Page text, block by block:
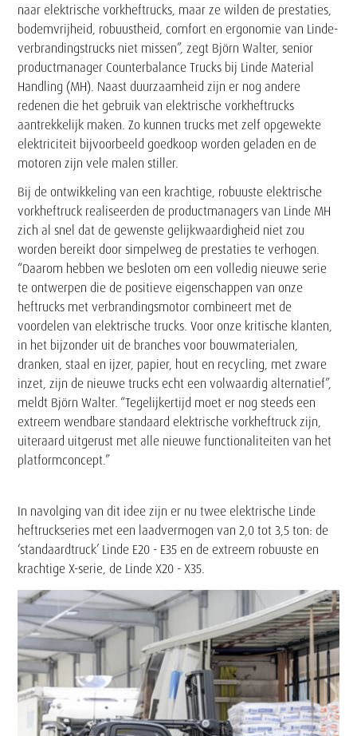
naar elektrische vorkheftrucks, maar ze wilden de prestaties,
bodemvrijheid, robuustheid, comfort en ergonomie van Linde-
verbrandingstrucks niet missen”, zegt Björn Walter, senior
productmanager Counterbalance Trucks bij Linde Material
Handling (MH). Naast duurzaamheid zijn er nog andere
redenen die het gebruik van elektrische vorkheftrucks
aantrekkelijk maken. Zo kunnen trucks met zelf opgewekte
elektriciteit bijvoorbeeld goedkoop worden geladen en de
motoren zijn vele malen stiller.
Bij de ontwikkeling van een krachtige, robuuste elektrische
vorkheftruck realiseerden de productmanagers van Linde MH
zich al snel dat de gewenste gelijkwaardigheid niet zou
worden bereikt door simpelweg de prestaties te verhogen.
“Daarom hebben we besloten om een volledig nieuwe serie
te ontwerpen die de positieve eigenschappen van onze
heftrucks met verbrandingsmotor combineert met de
voordelen van elektrische trucks. Voor onze kritische klanten,
in het bijzonder uit de branches voor bouwmaterialen,
dranken, staal en ijzer, papier, hout en recycling, met zware
inzet, zijn de nieuwe trucks echt een volwaardig alternatief”,
meldt Björn Walter. “Tegelijkertijd moet er nog steeds een
extreem wendbare standaard elektrische vorkheftruck zijn,
uiteraard uitgerust met alle nieuwe functionaliteiten van het
platformconcept.”
In navolging van dit idee zijn er nu twee elektrische Linde
heftruckseries met een laadvermogen van 2,0 tot 3,5 ton: de
‘standaardtruck’ Linde E20 - E35 en de extreem robuuste en
krachtige X-serie, de Linde X20 - X35.